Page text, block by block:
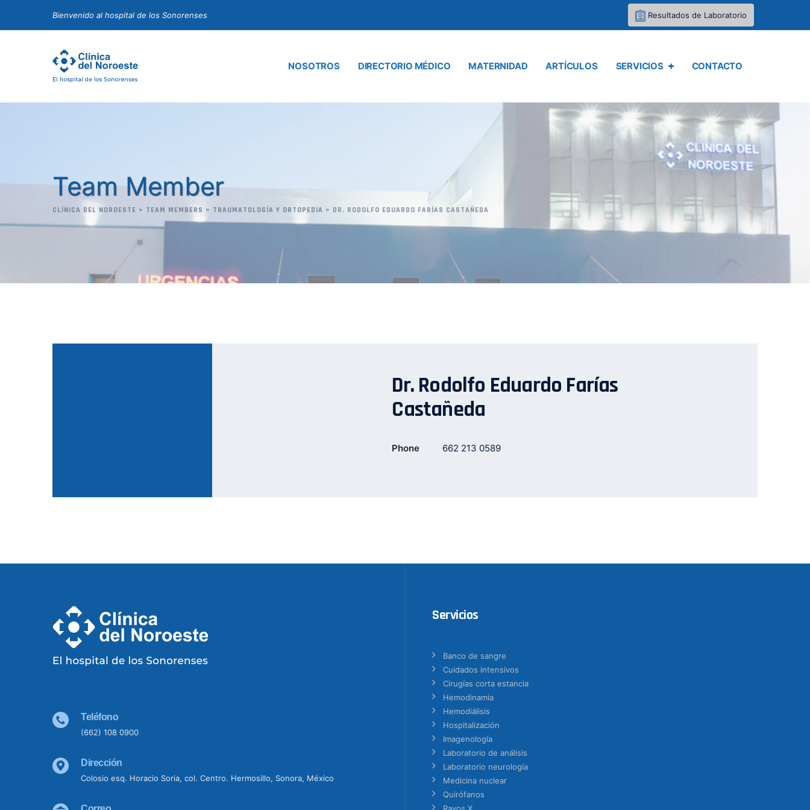
Bienvenido al hospital de los Sonorenses Resultados de Laboratorio
NOSOTROS DIRECTORIO MÉDICO MATERNIDAD ARTÍCULOS SERVICIOS CONTACTO
Team Member
CLÍNICA DEL NOROESTE > TEAM MEMBERS > TRAUMATOLOGÍA Y ORTOPEDIA > DR. RODOLFO EDUARDO FARÍAS CASTAÑEDA
Dr. Rodolfo Eduardo Farías
Castañeda
Phone 662 213 0589
Teléfono
(662) 108 0900
Dirección
Colosio esq. Horacio Soria, col. Centro. Hermosillo, Sonora, México
Servicios
Banco de sangre
Cuidados intensivos
Cirugías corta estancia
Hemodinamia
Hemodiálisis
Hospitalización
Imagenología
Laboratorio de análisis
Laboratorio neurología
Medicina nuclear
Quirófanos